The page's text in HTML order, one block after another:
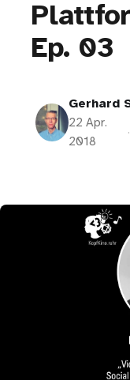
Ep. 03
Gerhard
22 Apr.
2018
·